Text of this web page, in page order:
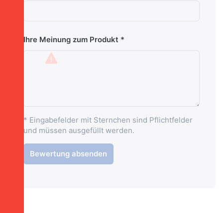
Ihre Meinung zum Produkt
* Eingabefelder mit Sternchen sind Pflichtfelder
und müssen ausgefüllt werden.
Bewertung absenden